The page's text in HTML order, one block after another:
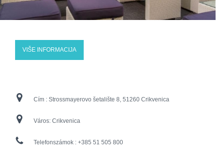
VIŠE INFORMACIJA
Cím : Strossmayerovo šetalište 8, 51260 Crikvenica
Város: Crikvenica
Telefonszámok : +385 51 505 800